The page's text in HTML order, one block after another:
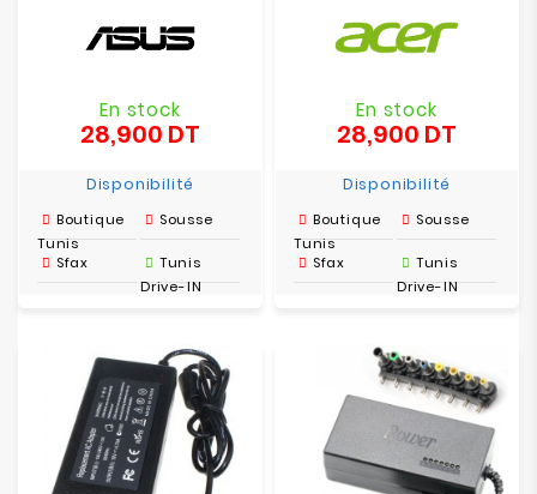
En stock
28,900 DT
Disponibilité
Boutique
Tunis
Sousse
Sfax
Tunis
Drive-IN
En stock
28,900 DT
Disponibilité
Boutique
Tunis
Sousse
Sfax
Tunis
Drive-IN